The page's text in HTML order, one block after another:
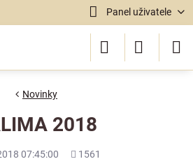
Panel uživatele
Novinky
2018
07:45:00
Počet
1561